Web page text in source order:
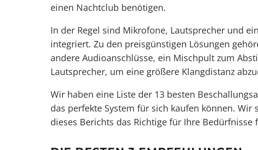
einen Nachtclub benötigen.
In der Regel sind Mikrofone, Lautsprecher und
integriert. Zu den preisgünstigen Lösungen
andere Audioanschlüsse, ein Mischpult zum
Lautsprecher, um eine größere Klangdistanz
Wir haben eine Liste der 13 besten
das perfekte System für sich kaufen können. Wir
dieses Berichts das Richtige für Ihre Bedürfnisse